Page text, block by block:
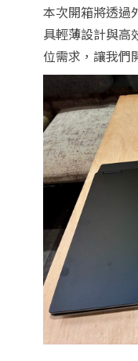
本次開箱將透過
具輕薄設計與高
位需求，讓我們